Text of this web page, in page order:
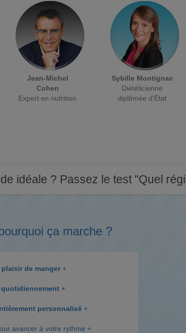
Jean-Michel
Cohen
Expert en nutrition
Sybille Montignac
Diététicienne
diplômée d'État
idéale ? Passez le test "Quel
ça marche ?
plaisir de manger +
+
personnalisé +
avancer à votre rythme +